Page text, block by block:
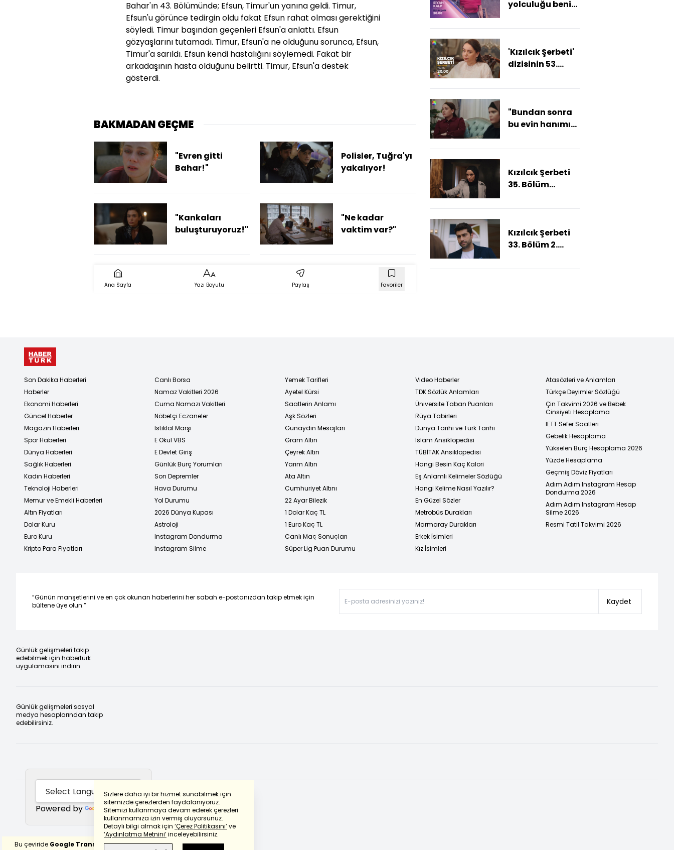
Bahar'ın 43. Bölümünde; Efsun, Timur'un yanına geldi. Timur,
Efsun'u görünce tedirgin oldu fakat Efsun rahat olması gerektiğini
söyledi. Timur başından geçenleri Efsun'a anlattı. Efsun
gözyaşlarını tutamadı. Timur, Efsun'a ne olduğunu sorunca, Efsun,
Timur'a sarıldı. Efsun kendi hastalığını söylemedi. Fakat bir
arkadaşının hasta olduğunu belirtti. Timur, Efsun'a destek
gösterdi.
BAKMADAN GEÇME
"Evren gitti
Bahar!"
Polisler, Tuğra'yı
yakalıyor!
"Kankaları
buluşturuyoruz!"
"Ne kadar
vaktim var?"
Ana Sayfa Yazı Boyutu Paylaş Favoriler
yolculuğu beni
'Kızılcık Şerbeti'
dizisinin 53.
yayınlandı
"Bundan sonra
bu evin hanımı
benim!"
Kızılcık Şerbeti
35. Bölüm
Kızılcık Şerbeti
33. Bölüm 2.
Sizlere daha iyi bir hizmet sunabilmek için
sitemizde çerezlerden faydalanıyoruz.
Sitemizi kullanmaya devam ederek çerezleri
kullanmamıza izin vermiş oluyorsunuz.
Detaylı bilgi almak için ‘Çerez Politikasını’ve
‘Aydınlatma Metnini’inceleyebilirsiniz.
Son Dakika Haberleri
Haberler
Ekonomi Haberleri
Güncel Haberler
Magazin Haberleri
Spor Haberleri
Dünya Haberleri
Sağlık Haberleri
Kadın Haberleri
Teknoloji Haberleri
Memur ve Emekli Haberleri
Altın Fiyatları
Dolar Kuru
Euro Kuru
Kripto Para Fiyatları
Canlı Borsa
Namaz Vakitleri 2026
Cuma Namazı Vakitleri
Nöbetçi Eczaneler
İstiklal Marşı
E Okul VBS
E Devlet Giriş
Günlük Burç Yorumları
Son Depremler
Hava Durumu
Yol Durumu
2026 Dünya Kupası
Astroloji
Instagram Dondurma
Instagram Silme
Yemek Tarifleri
Ayetel Kürsi
Saatlerin Anlamı
Aşk Sözleri
Günaydın Mesajları
Gram Altın
Çeyrek Altın
Yarım Altın
Ata Altın
Cumhuriyet Altını
22 Ayar Bilezik
1 Dolar Kaç TL
1 Euro Kaç TL
Canlı Maç Sonuçları
Süper Lig Puan Durumu
Video Haberler
TDK Sözlük Anlamları
Üniversite Taban Puanları
Rüya Tabirleri
Dünya Tarihi ve Türk Tarihi
İslam Ansiklopedisi
TÜBİTAK Ansiklopedisi
Hangi Besin Kaç Kalori
Eş Anlamlı Kelimeler Sözlüğü
Hangi Kelime Nasıl Yazılır?
En Güzel Sözler
Metrobüs Durakları
Marmaray Durakları
Erkek İsimleri
Kız İsimleri
Atasözleri ve Anlamları
Türkçe Deyimler Sözlüğü
Çin Takvimi 2026 ve Bebek
Cinsiyeti Hesaplama
İETT Sefer Saatleri
Gebelik Hesaplama
Yükselen Burç Hesaplama 2026
Yüzde Hesaplama
Geçmiş Döviz Fiyatları
Adım Adım Instagram Hesap
Dondurma 2026
Adım Adım Instagram Hesap
Silme 2026
Resmi Tatil Takvimi 2026
“Günün manşetlerini ve en çok okunan haberlerini her sabah e-postanızdan takip etmek için
bültene üye olun.”
Kaydet
Günlük gelişmeleri takip
edebilmek için habertürk
uygulamasını indirin
Günlük gelişmeleri sosyal
medya hesaplarından takip
edebilirsiniz.
Powered by Translate
Bu çeviride Google Transletekullanılmıştır.